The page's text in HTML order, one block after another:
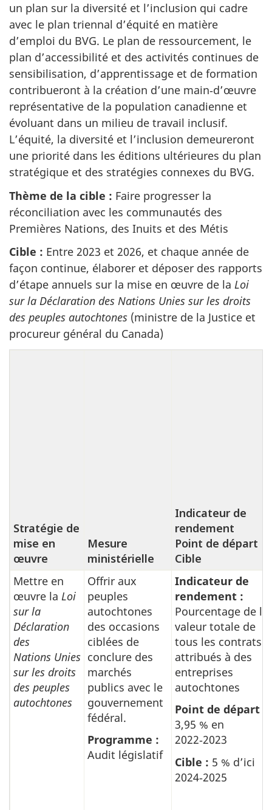
un plan sur la diversité et l’inclusion qui cadre
avec le plan triennal d’équité en matière
d’emploi du BVG. Le plan de ressourcement, le
plan d’accessibilité et des activités continues de
sensibilisation, d’apprentissage et de formation
contribueront à la création d’une main‑d’œuvre
représentative de la population canadienne et
évoluant dans un milieu de travail inclusif.
L’équité, la diversité et l’inclusion demeureront
une priorité dans les éditions ultérieures du plan
stratégique et des stratégies connexes du BVG.
Thème de la cible : Faire progresser la
réconciliation avec les communautés des
Premières Nations, des Inuits et des Métis
Cible : Entre 2023 et 2026, et chaque année de
façon continue, élaborer et déposer des rapports
d’étape annuels sur la mise en œuvre de la Loi
sur la Déclaration des Nations Unies sur les droits
des peuples autochtones (ministre de la Justice et
procureur général du Canada)
Faire
progresser
la
réconciliation
avec
les
communautés
des
Stratégie de
mise en
œuvre
Mesure
ministérielle
Indicateur de
rendement
Point de départ
Cible
Mettre en
œuvre la Loi
sur la
Déclaration
des
Nations Unies
sur les droits
des peuples
autochtones
Offrir aux
peuples
autochtones
des occasions
ciblées de
conclure des
marchés
publics avec le
gouvernement
fédéral.
Programme :
Audit législatif
Indicateur de
rendement :
Pourcentage de la
valeur totale de
tous les contrats
attribués à des
entreprises
autochtones
Point de départ
3,95 % en
2022‑2023
Cible : 5 % d’ici
2024‑2025